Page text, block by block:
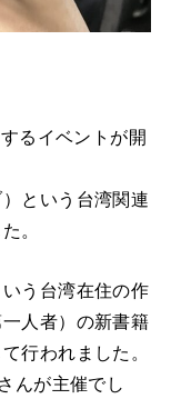
るイベントが開
という台湾関連
。
う台湾在住の作
人者）の新書籍
行われました。
んが主催でし